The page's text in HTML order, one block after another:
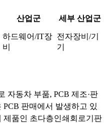
산업군 세부 산업군
하드웨어/IT장
비
전자장비/기
기
자동차 부품, PCB 제조·판
판매에서 발생하고 있
제품인 초다층인쇄회로기판